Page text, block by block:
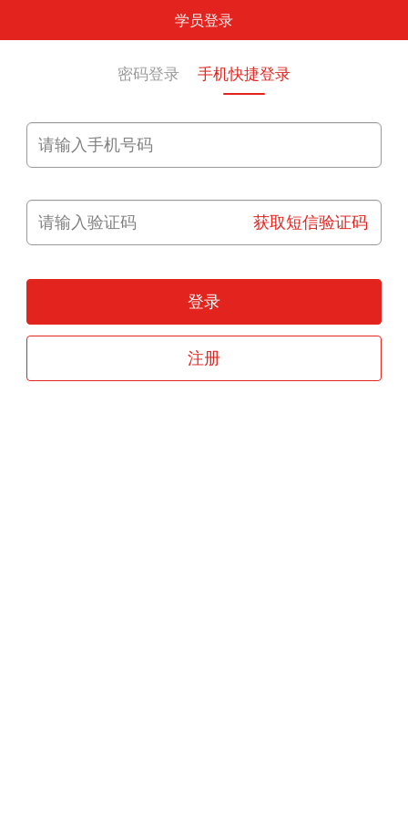
学员登录
密码登录 手机快捷登录
获取短信验证码
登录
注册